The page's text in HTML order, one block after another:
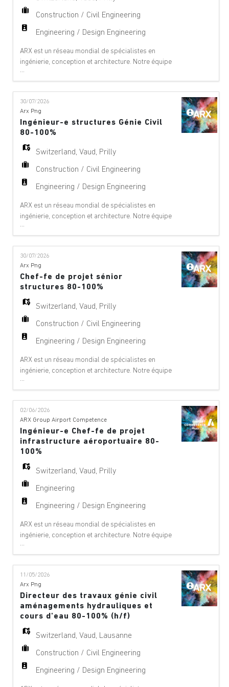
Construction / Civil Engineering
Engineering / Design Engineering
ARX est un réseau mondial de spécialistes en
ingénierie, conception et architecture. Notre équipe
offre des services de conseil à 360°, de gestion de
projet et de services techniques dans les domaines
suivants : aéroports, ponts, bâtiments,
téléphériques, innovation numérique, environnement,
équipements, géologie, géotechnique, énergie
hydrauli
30/07/2026
Arx Png
Ingénieur-e structures Génie Civil
80-100%
Switzerland ,Vaud Prilly
Construction / Civil Engineering
Engineering / Design Engineering
ARX est un réseau mondial de spécialistes en
ingénierie, conception et architecture. Notre équipe
offre des services de conseil à 360°, de gestion de
projet et de services techniques dans les domaines
suivants : aéroports, ponts, bâtiments,
téléphériques, innovation numérique, environnement,
équipements, géologie, géotechnique, énergie
hydrauli
30/07/2026
Arx Png
Chef-fe de projet sénior
structures 80-100%
Switzerland ,Vaud Prilly
Construction / Civil Engineering
Engineering / Design Engineering
ARX est un réseau mondial de spécialistes en
ingénierie, conception et architecture. Notre équipe
offre des services de conseil à 360°, de gestion de
projet et de services techniques dans les domaines
suivants : aéroports, ponts, bâtiments,
téléphériques, innovation numérique, environnement,
équipements, géologie, géotechnique, énergie
hydrauli
02/06/2026
ARX Group Airport Competence
Ingénieur-e Chef-fe de projet
infrastructure aéroportuaire 80-
100%
Switzerland ,Vaud Prilly
Engineering
Engineering / Design Engineering
ARX est un réseau mondial de spécialistes en
ingénierie, conception et architecture. Notre équipe
offre des services de conseil à 360°, de gestion de
projet et de services techniques dans les domaines
suivants : aéroports, ponts, bâtiments,
téléphériques, innovation numérique, environnement,
équipements, géologie, géotechnique, énergie
hydraul
11/05/2026
Arx Png
Directeur des travaux génie civil
aménagements hydrauliques et
cours d'eau 80-100% (h/f)
Switzerland ,Vaud Lausanne
Construction / Civil Engineering
Engineering / Design Engineering